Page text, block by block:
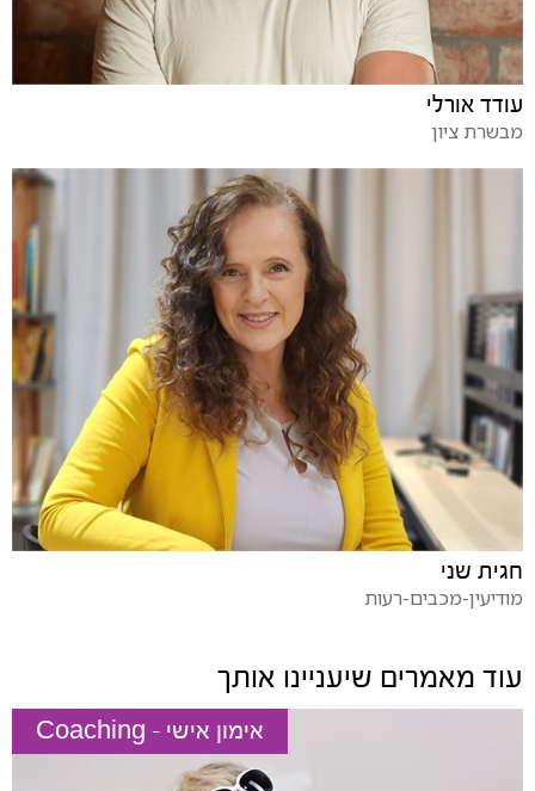
עודד אורלי
מבשרת ציון
חגית שני
מודיעין-מכבים-רעות
עוד מאמרים שיעניינו אותך
אימון אישי - Coaching